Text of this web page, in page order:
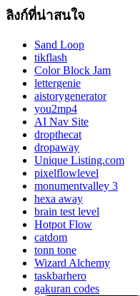
ลิงก์ที่น่าสนใจ
Sand Loop
tikflash
Color Block Jam
lettergenie
aistorygenerator
you2mp4
AI Nav Site
dropthecat
dropaway
Unique Listing.com
pixelflowlevel
monumentvalley 3
hexa away
brain test level
Hotpot Flow
catdom
tonn tone
Wizard Alchemy
taskbarhero
gakuran codes